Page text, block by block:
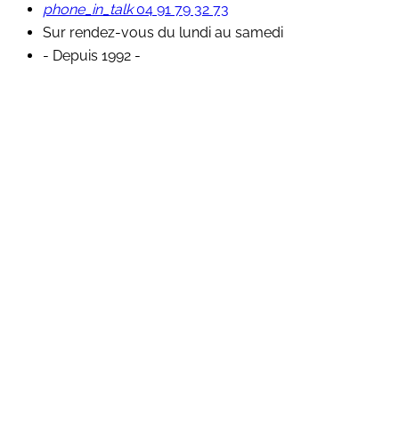
phone_in_talk 04 91 79 32 73
Sur rendez-vous du lundi au samedi
- Depuis 1992 -